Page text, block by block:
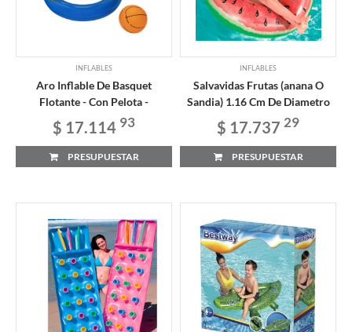
INFLABLES
Aro Inflable De Basquet
Flotante - Con Pelota -
$ 17.114 93
PRESUPUESTAR
INFLABLES
Salvavidas Frutas (anana O
Sandia) 1.16 Cm De Diametro
$ 17.737 29
PRESUPUESTAR